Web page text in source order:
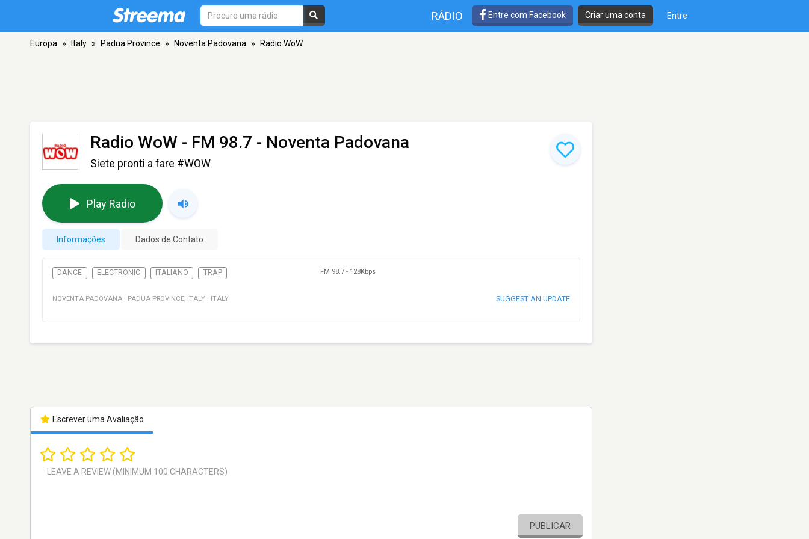
RÁDIO Entre com Facebook Criar uma conta Entre
Europa » Italy » Padua Province » Noventa Padovana » Radio WoW
Radio WoW - FM 98.7 - Noventa Padovana
Siete pronti a fare #WOW
Play Radio
Informações Dados de Contato
DANCE ELECTRONIC ITALIANO TRAP FM 98.7 - 128Kbps
NOVENTA PADOVANA · PADUA PROVINCE, ITALY · ITALY SUGGEST AN UPDATE
Escrever uma Avaliação
PUBLICAR